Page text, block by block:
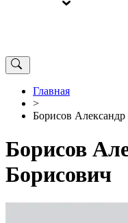
Главная
>
Борисов
Борисов
Борисович